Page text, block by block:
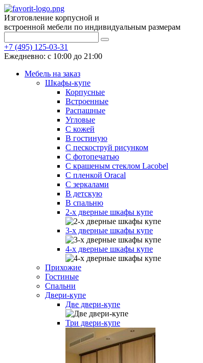
Изготовление корпусной и
встроенной мебели по индивидуальным размерам
+7 (495) 125-03-31
Ежедневно: с 10:00 до 21:00
Мебель на заказ
Шкафы-купе
Корпусные
Встроенные
Распашные
Угловые
С кожей
В гостиную
С пескоструй рисунком
С фотопечатью
С крашеным стеклом Lacobel
С пленкой Oracal
С зеркалами
В детскую
В спальню
2-х дверные шкафы купе
3-х дверные шкафы купе
4-х дверные шкафы купе
Прихожие
Гостиные
Спальни
Двери-купе
Две двери-купе
Три двери-купе